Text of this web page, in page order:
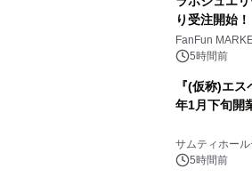
り受注開始！
FanFun
5時間前
『(仮称)エ
年1月下旬開
サムティホー
5時間前